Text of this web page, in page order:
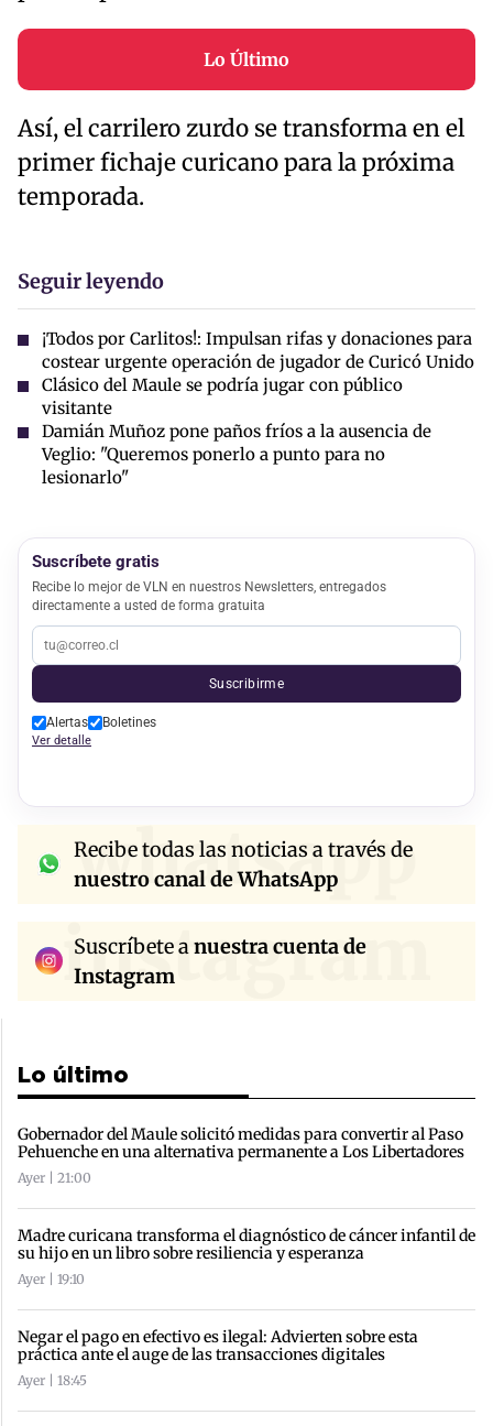
Lo Último
Así, el carrilero zurdo se transforma en el
primer fichaje curicano para la próxima
temporada.
Seguir leyendo
¡Todos por Carlitos!: Impulsan rifas y donaciones para
costear urgente operación de jugador de Curicó Unido
Clásico del Maule se podría jugar con público
visitante
Damián Muñoz pone paños fríos a la ausencia de
Veglio: "Queremos ponerlo a punto para no
lesionarlo"
Suscríbete gratis
Recibe lo mejor de VLN en nuestros Newsletters, entregados
directamente a usted de forma gratuita
Suscribirme
Alertas Boletines
Ver detalle
whatsapp
Recibe todas las noticias a través de
nuestro canal de WhatsApp
instagram
Suscríbete anuestra cuenta de
Instagram
Lo último
Gobernador del Maule solicitó medidas para convertir al Paso
Pehuenche en una alternativa permanente a Los Libertadores
Ayer | 21:00
Madre curicana transforma el diagnóstico de cáncer infantil de
su hijo en un libro sobre resiliencia y esperanza
Ayer | 19:10
Negar el pago en efectivo es ilegal: Advierten sobre esta
práctica ante el auge de las transacciones digitales
Ayer | 18:45